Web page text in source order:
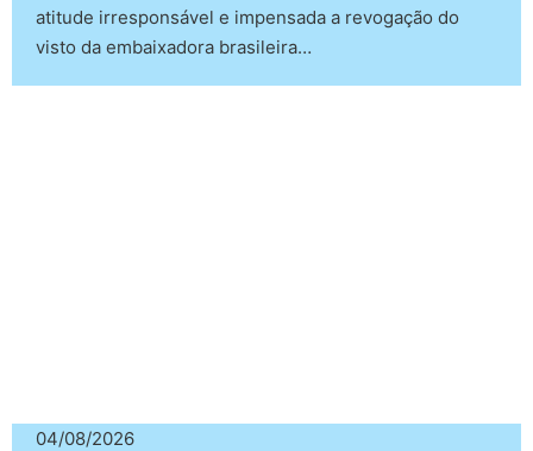
atitude irresponsável e impensada a revogação do
visto da embaixadora brasileira…
04/08/2026